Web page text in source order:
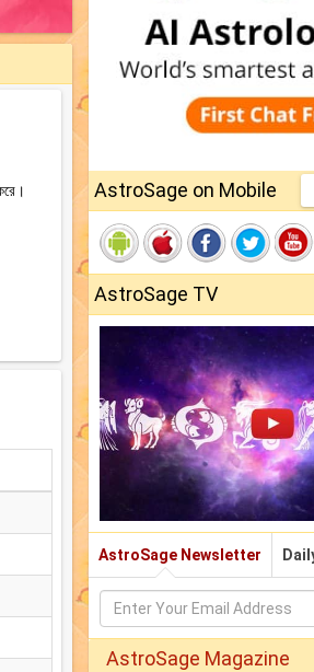
AstroSage on Mobile
AstroSage TV
AstroSage Newsletter
AstroSage Magazine